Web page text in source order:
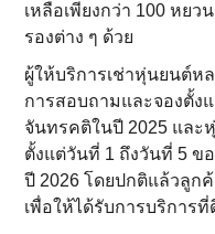
เหลือเพียงกว่า 100 หยว
รองต่าง ๆ ด้วย
ผู้ให้บริการเช่าหุ่นยนต์ห
การสอบถามและจองตั้ง
จันทรคติในปี 2025 และ
ตั้งแต่วันที่ 1 ถึงวันที่ 5 ข
ปี 2026 โดยปกติแล้วลูก
เพื่อให้ได้รับการบริการ